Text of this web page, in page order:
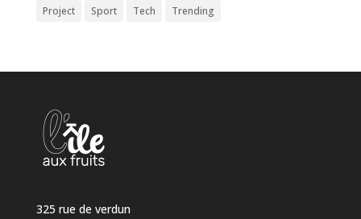
Project
Sport Tech Trending
325 rue de verdun